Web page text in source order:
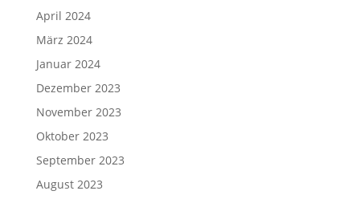
April 2024
März 2024
Januar 2024
Dezember 2023
November 2023
Oktober 2023
September 2023
August 2023